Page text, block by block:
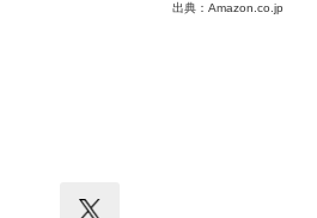
モノづくり技術者
出典：Amazon.co.jp